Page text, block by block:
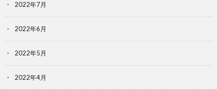
2022年7月
2022年6月
2022年5月
2022年4月